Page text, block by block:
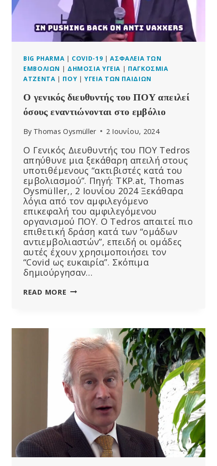
ΣΕ
ΈΝΤΟΝΗ ΑΝΤΙΠΑΡΆΘΕΣΗ
ΜΕ
ΕΠΙΦΥΛΑΚΤΙΚΟΎΣ
BIG PHARMA | COVID-19 |ΑΣΦΆΛΕΙΑ ΤΩΝ
ΕΜΒΟΛΊΩΝ | ΔΗΜΌΣΙΑ ΥΓΕΊΑ | ΠΑΓΚΌΣΜΙΑ
ΑΤΖΈΝΤΑ | ΠΟΥ |ΥΓΕΊΑ ΤΩΝ ΠΑΙΔΙΏΝ
Ο γενικός διευθυντής του ΠΟΥ απειλεί
όσους εναντιώνονται στο εμβόλιο
By Thomas Oysmüller 2 Ιουνίου, 2024
Ο Γενικός Διευθυντής του ΠΟΥ Tedros
απηύθυνε μια ξεκάθαρη απειλή στους
υποτιθέμενους “ακτιβιστές κατά του
εμβολιασμού”. Πηγή: TKP.at, Thomas
Oysmüller,, 2 Ιουνίου 2024 Ξεκάθαρα
λόγια από τον αμφιλεγόμενο
επικεφαλή του αμφιλεγόμενου
οργανισμού ΠΟΥ. Ο Tedros απαιτεί πιο
επιθετική δράση κατά των “ομάδων
αντιεμβολιαστών”, επειδή οι ομάδες
αυτές έχουν χρησιμοποιήσει τον
“Covid ως ευκαιρία”. Σκόπιμα
δημιούργησαν…
READ MORE Ο
ΑΠΕΙΛΕΊ
ΌΣΟΥΣ
ΕΝΑΝΤΙΏΝΟΝΤΑΙ
ΣΤΟ
ΕΜΒΌΛΙΟ